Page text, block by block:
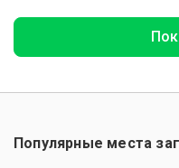
Популярные места